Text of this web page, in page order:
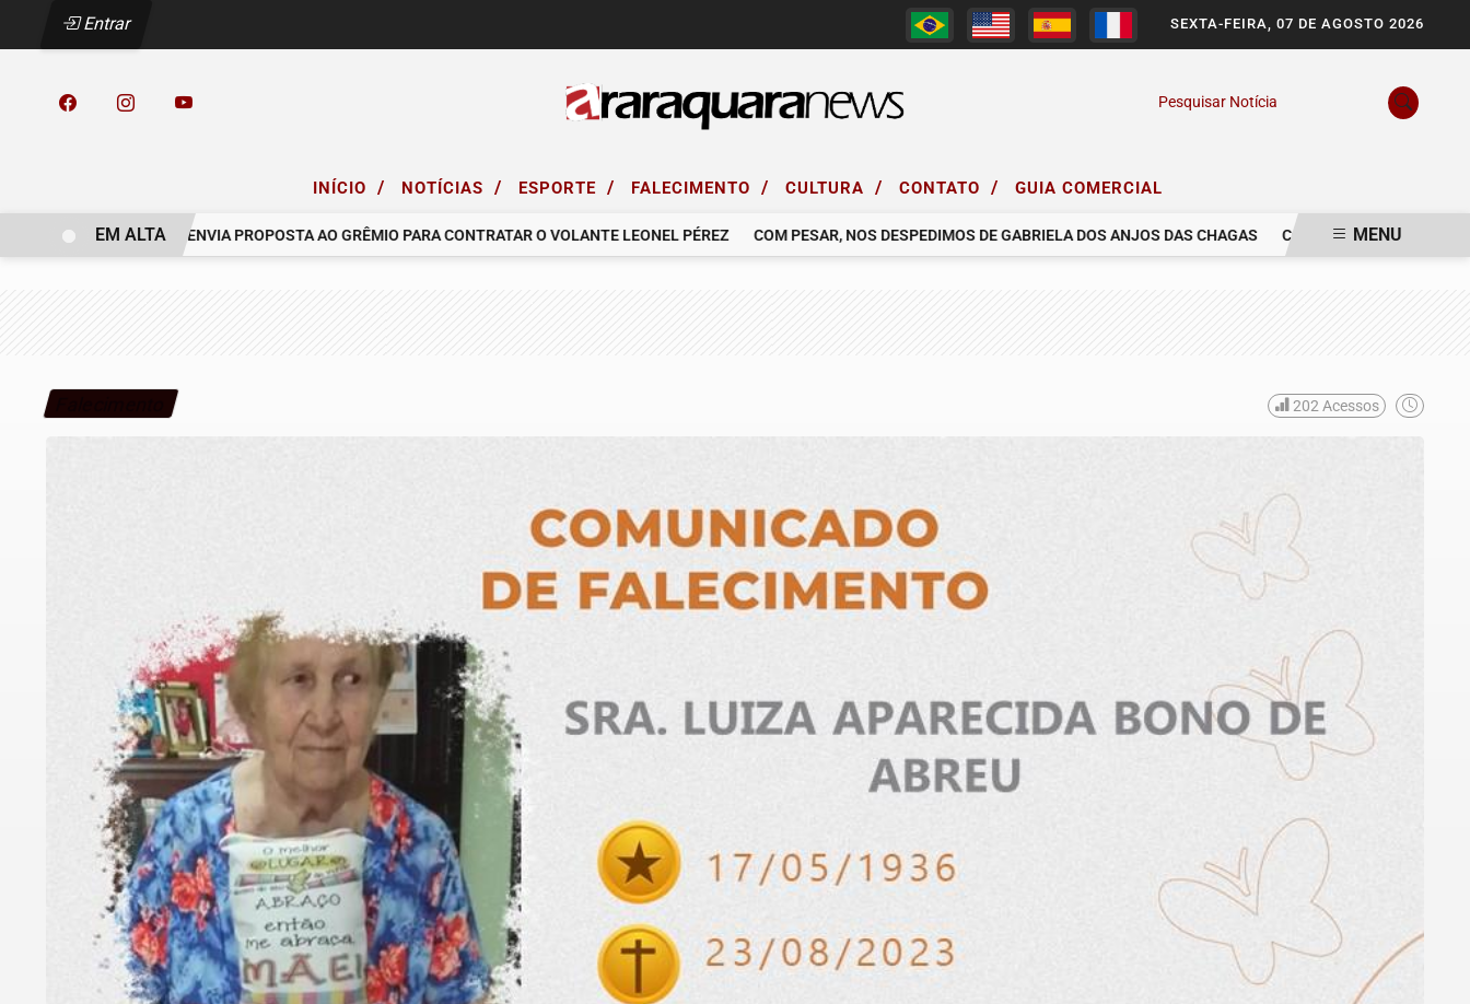
Entrar SEXTA-FEIRA, 07 DE AGOSTO 2026
Pesquisar Notícia
INÍCIO / NOTÍCIAS / ESPORTE / FALECIMENTO / CULTURA / CONTATO / GUIA COMERCIAL
RACING ENVIA PROPOSTA AO GRÊMIO PARA CONTRATAR O VOLANTE LEONEL PÉREZ COM PESAR, NOS DESPEDIMOS DE GABRIELA DOS ANJOS DAS CHAGAS COM PESAR, NOS
EM ALTA MENU
202Acessos